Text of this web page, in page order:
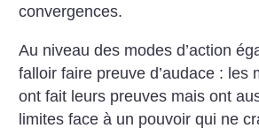
convergences.
Au niveau des modes d’action
falloir faire preuve d’audace : les
ont fait leurs preuves mais ont
limites face à un pouvoir qui ne